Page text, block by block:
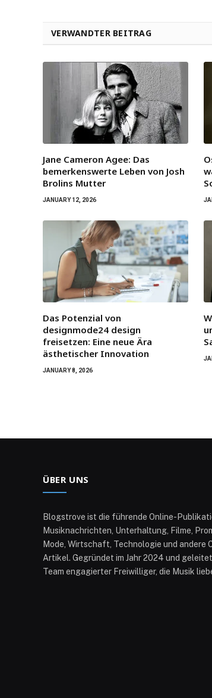
VERWANDTER BEITRAG
Jane Cameron Agee: Das
bemerkenswerte Leben von Josh
Brolins Mutter
JANUARY 12, 2026
Das Potenzial von
designmode24 design
freisetzen: Eine neue Ära
ästhetischer Innovation
JANUARY 8, 2026
ÜBER UNS
Blogstrove ist die führende Online-
Musiknachrichten, Unterhaltung, Filme,
Mode, Wirtschaft, Technologie und andere
Artikel. Gegründet im Jahr 2024 und
Team engagierter Freiwilliger, die Musik